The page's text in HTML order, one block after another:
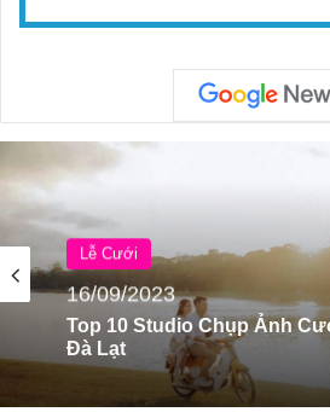
Lễ Cưới
16/09/2023
Top 10 Dịch Vụ Thiết Kế In
Sang Trọng Đẳng Cấp Ở Hà